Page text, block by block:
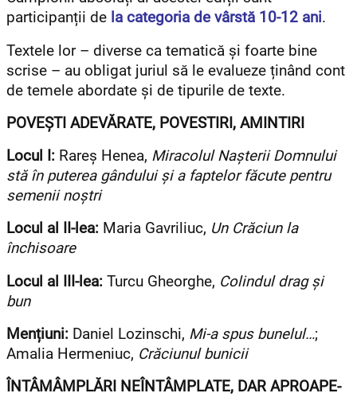
participanții de la categoria de vârstă 10-12 ani.
Textele lor – diverse ca tematică și foarte bine
scrise – au obligat juriul să le evalueze ținând cont
de temele abordate și de tipurile de texte.
POVEȘTI ADEVĂRATE, POVESTIRI, AMINTIRI
Locul I: Rareș Henea, Miracolul Nașterii Domnului
stă în puterea gândului şi a faptelor făcute pentru
semenii noştri
Locul al II-lea: Maria Gavriliuc, Un Crăciun la
închisoare
Locul al III-lea: Turcu Gheorghe, Colindul drag și
bun
Mențiuni: Daniel Lozinschi, Mi-a spus bunelul…;
Amalia Hermeniuc, Crăciunul bunicii
ÎNTÂMÂMPLĂRI NEÎNTÂMPLATE, DAR APROAPE-